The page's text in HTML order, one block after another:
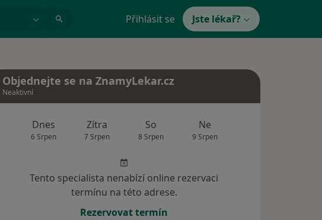
Přihlásit se Jste lékař?
Objednejte se na ZnamyLekar.cz
Neaktivní
Dnes
6 Srpen
Zítra
7 Srpen
So
8 Srpen
Ne
9 Srpen
Tento specialista nenabízí online rezervaci
termínu na této adrese.
Rezervovat termín